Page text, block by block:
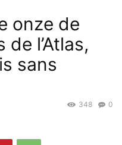
onze de
l’Atlas,
sans
0
348